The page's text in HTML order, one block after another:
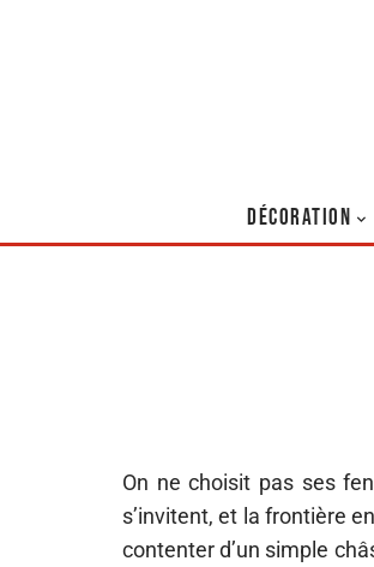
DÉCORATION
On ne choisit pas ses
s’invitent, et la frontière
contenter d’un simple